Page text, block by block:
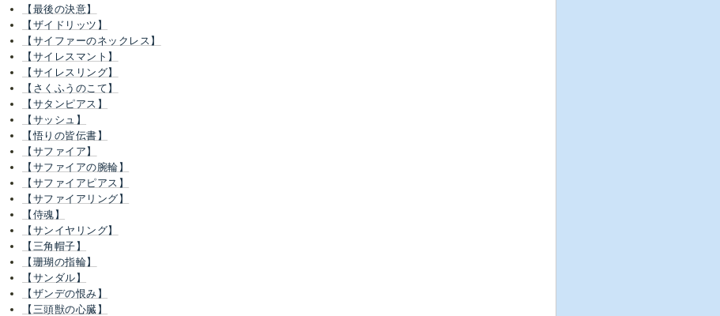
【最後の決意】
【ザイドリッツ】
【サイファーのネックレス】
【サイレスマント】
【サイレスリング】
【さくふうのこて】
【サタンピアス】
【サッシュ】
【悟りの皆伝書】
【サファイア】
【サファイアの腕輪】
【サファイアピアス】
【サファイアリング】
【侍魂】
【サンイヤリング】
【三角帽子】
【珊瑚の指輪】
【サンダル】
【ザンデの恨み】
【三頭獣の心臓】